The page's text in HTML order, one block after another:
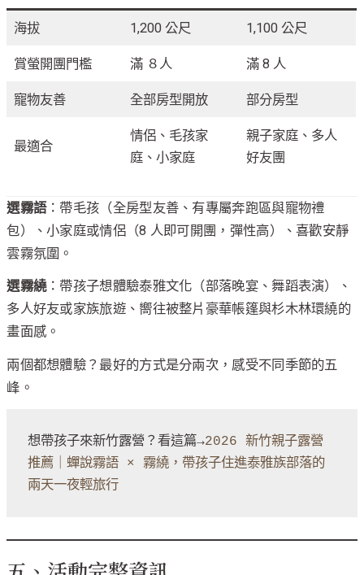
海拔 1,200 公尺 1,100 公尺
賞螢開團門檻 滿 ８人 滿 8 人
寵物友善 全部房型開放 部分房型
最適合
情侶、毛孩家
庭、小家庭
親子家庭、多人
好友團
選霧語：帶毛孩（全房型友善、有專屬奔跑區與寵物禮
包）、小家庭或情侶（8 人即可開團，彈性高）、喜歡安靜
雲霧氛圍。
選霧繞：帶孩子想體驗泰雅文化（部落晚宴、舞蹈表演）、
多人好友或家族旅遊、嚮往被整片豪華帳篷與杉木林環繞的
畫面感。
兩個都想體驗？最好的方式是分兩次，感受不同季節的五
峰。
想帶孩子來新竹露營？看這篇→2026 新竹親子露營
推薦｜蟬說霧語 × 霧繞，帶孩子住進泰雅族部落的
兩天一夜輕旅行